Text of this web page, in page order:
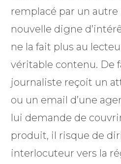
remplacé par un autre
nouvelle digne
ne la fait plus au
véritable contenu. De
journaliste reçoit un
ou un email d’une
lui demande de
produit, il risque de
interlocuteur vers la